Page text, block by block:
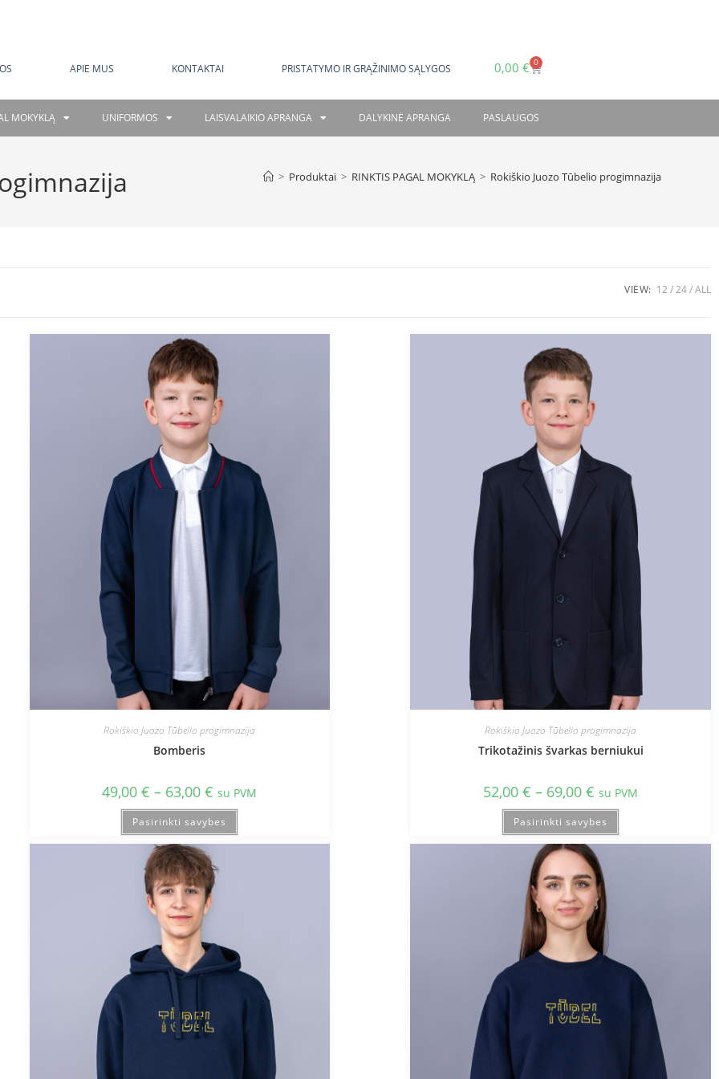
APIE MUS KONTAKTAI PRISTATYMO IR GRĄŽINIMO SĄLYGOS 0,00 € 0
MOKYKLĄ UNIFORMOS LAISVALAIKIO APRANGA DALYKINĖ APRANGA PASLAUGOS
> Produktai > RINKTIS PAGAL MOKYKLĄ > Rokiškio Juozo Tūbelio progimnazija
VIEW: 12 24 ALL
Rokiškio Juozo Tūbelio progimnazija
Bomberis
49,00€ – 63,00€ su PVM
Pasirinkti savybes
Rokiškio Juozo Tūbelio progimnazija
Trikotažinis švarkas berniukui
52,00€ – 69,00€ su PVM
Pasirinkti savybes